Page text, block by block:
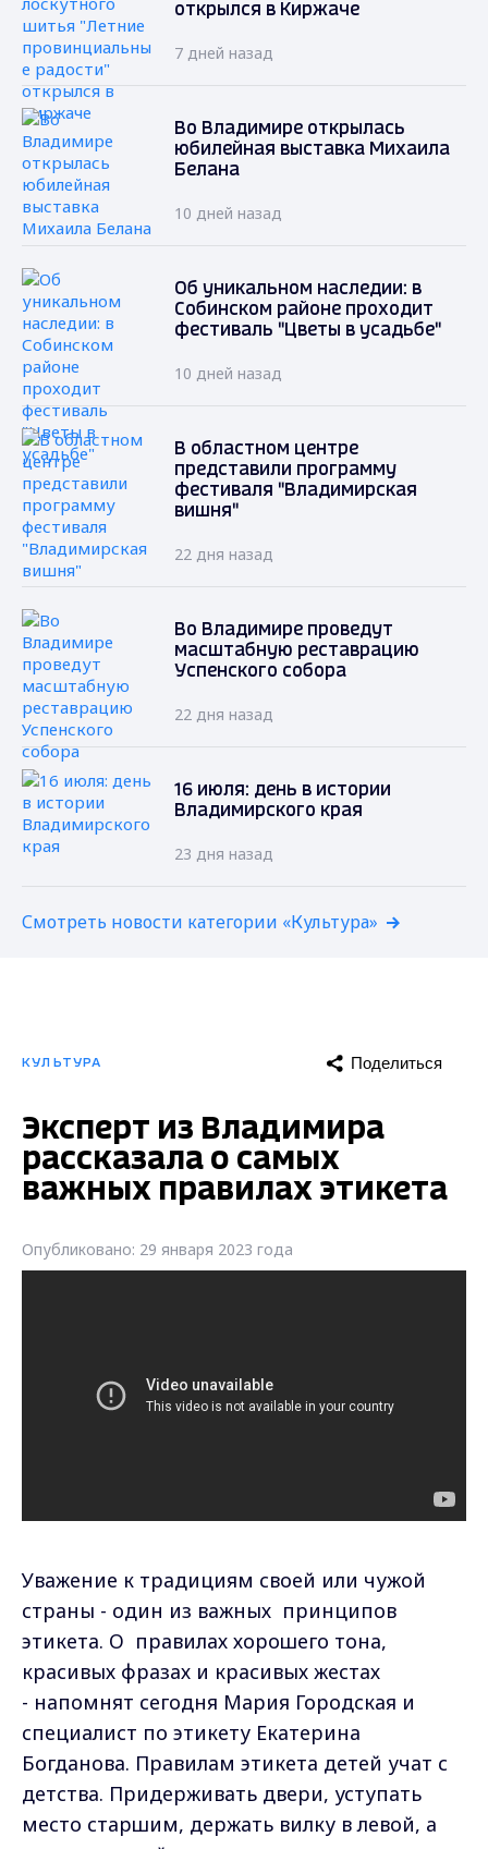
открылся в Киржаче
7 дней назад
Во Владимире открылась
юбилейная выставка Михаила
Белана
10 дней назад
Об уникальном наследии: в
Собинском районе проходит
фестиваль "Цветы в усадьбе"
10 дней назад
В областном центре
представили программу
фестиваля "Владимирская
вишня"
22 дня назад
Во Владимире проведут
масштабную реставрацию
Успенского собора
22 дня назад
16 июля: день в истории
Владимирского края
23 дня назад
Смотреть новости категории «Культура»
КУЛЬТУРА Поделиться
Эксперт из Владимира
рассказала о самых
важных правилах этикета
Опубликовано: 29 января 2023 года
Уважение к традициям своей или чужой
страны - один из важных принципов
этикета. О правилах хорошего тона,
красивых фразах и красивых жестах
- напомнят сегодня Мария Городская и
специалист по этикету Екатерина
Богданова. Правилам этикета детей учат с
детства. Придерживать двери, уступать
место старшим, держать вилку в левой, а